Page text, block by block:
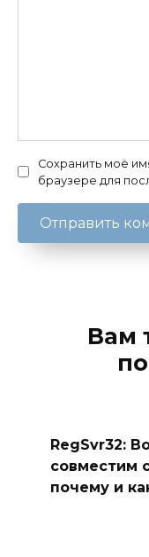
Сохранить моё
браузере для
Вам
RegSvr32:
совместим
почему и